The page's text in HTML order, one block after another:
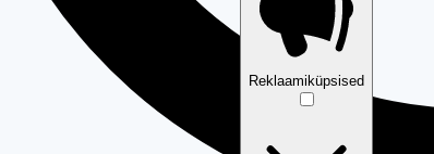
Reklaamiküpsised